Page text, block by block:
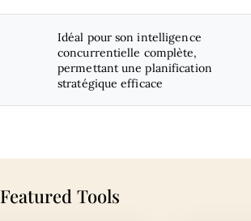
Idéal pour son intelligence
concurrentielle complète,
permettant une planification
stratégique efficace
Featured Tools